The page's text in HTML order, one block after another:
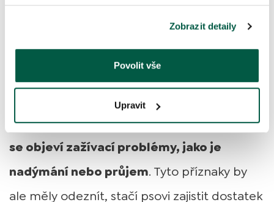
Zobrazit detaily
Povolit vše
Upravit
Co dělat, pokud pes
snědl příliš mnoho
ovesných vloček?
Pokud pes snědl více ovesných vloček, než
je doporučené množství,pravděpodobně
se objeví zažívací problémy, jako je
nadýmání nebo průjem. Tyto příznaky by
ale měly odeznít, stačí psovi zajistit dostatek